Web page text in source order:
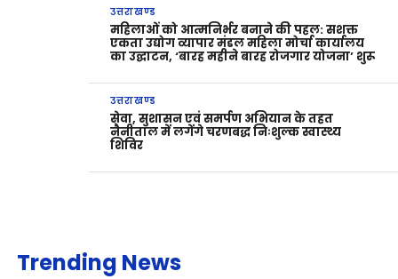
उत्तराखण्ड
महिलाओं को आत्मनिर्भर बनाने की पहल: सशक्त
एकता उद्योग व्यापार मंडल महिला मोर्चा कार्यालय
का उद्घाटन, ‘बारह महीने बारह रोजगार योजना’ शुरू
उत्तराखण्ड
सेवा, सुशासन एवं समर्पण अभियान के तहत
नैनीताल में लगेंगे चरणबद्ध निःशुल्क स्वास्थ्य
शिविर
Trending News